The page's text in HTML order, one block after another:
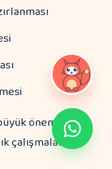
önem taşır.
çalışmaları